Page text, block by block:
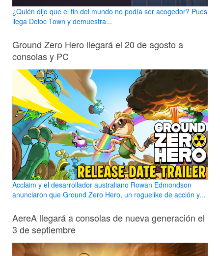
¿Quién dijo que el fin del mundo no podía ser acogedor? Pues
llega Doloc Town y demuestra...
Ground Zero Hero llegará el 20 de agosto a
consolas y PC
Acclaim y el desarrollador australiano Rowan Edmondson
anunciaron que Ground Zero Hero, un roguelike de acción y...
AereA llegará a consolas de nueva generación el
3 de septiembre